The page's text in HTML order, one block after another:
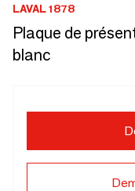
LAVAL 1878
Plaque de
blanc